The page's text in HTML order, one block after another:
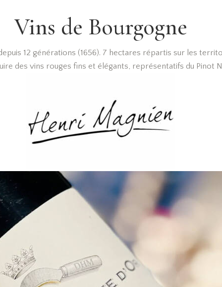
Vins de Bourgogne
12 générations (1656). 7 hectares répartis sur les
des vins rouges fins et élégants, représentatifs du Pinot